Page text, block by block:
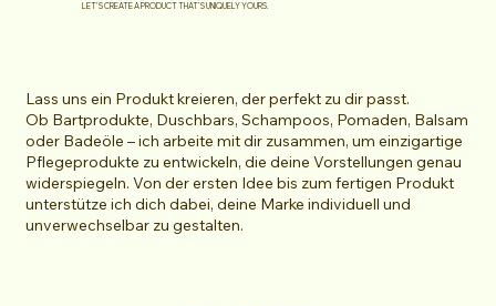
LET’S CREATE A PRODUCT THAT’S UNIQUELY YOURS.
Lass uns ein Produkt kreieren, der perfekt zu dir passt.
Ob Bartprodukte, Duschbars, Schampoos, Pomaden, Balsam
oder Badeöle – ich arbeite mit dir zusammen, um einzigartige
Pflegeprodukte zu entwickeln, die deine Vorstellungen genau
widerspiegeln. Von der ersten Idee bis zum fertigen Produkt
unterstütze ich dich dabei, deine Marke individuell und
unverwechselbar zu gestalten.